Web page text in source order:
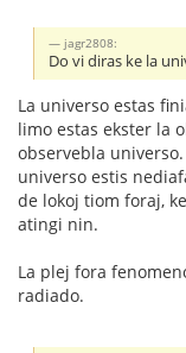
jagr2808:
Do vi diras ke la
La universo estas
limo estas ekster la
observebla
universo estis
de lokoj tiom foraj,
atingi nin.
La plej fora
radiado.